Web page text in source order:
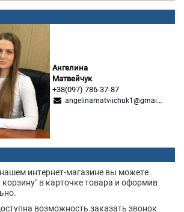
Ангелина
Матвейчук
+38(097) 786-37-87
angelinamatviichuk1@gmail.com
интернет-магазине вы можете
в карточке товара и оформив
возможность заказать звонок